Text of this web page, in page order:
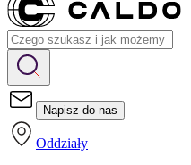
Napisz do nas
Oddziały